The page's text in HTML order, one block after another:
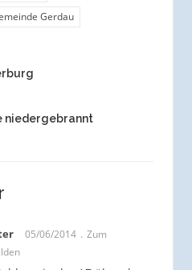
Gerdau
niedergebrannt
05/06/2014
Zum